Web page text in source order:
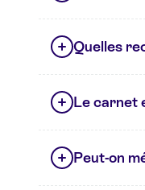
Quelles
Le carnet
Peut-on